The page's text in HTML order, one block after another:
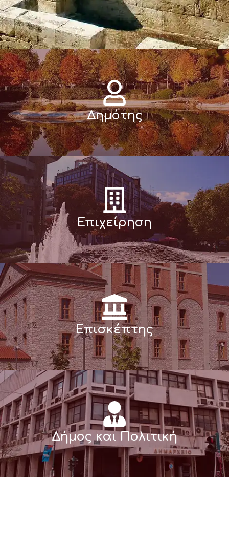
Δημότης
Επιχείρηση
Επισκέπτης
Δήμος και Πολιτική